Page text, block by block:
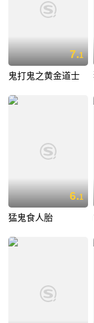
7.1
鬼打鬼之黄金道士
6.1
猛鬼食人胎